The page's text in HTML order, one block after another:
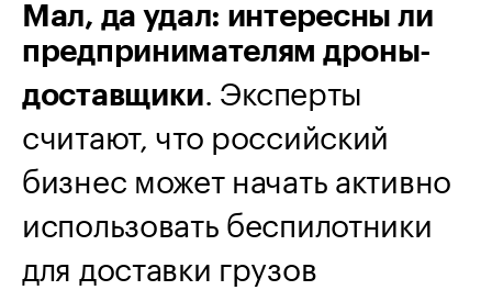
Мал, да удал: интересны ли
предпринимателям дроны-
доставщики. Эксперты
считают, что российский
бизнес может начать активно
использовать беспилотники
для доставки грузов